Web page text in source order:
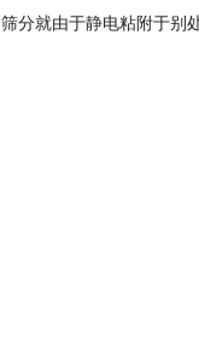
筛分就由于静电粘附于别